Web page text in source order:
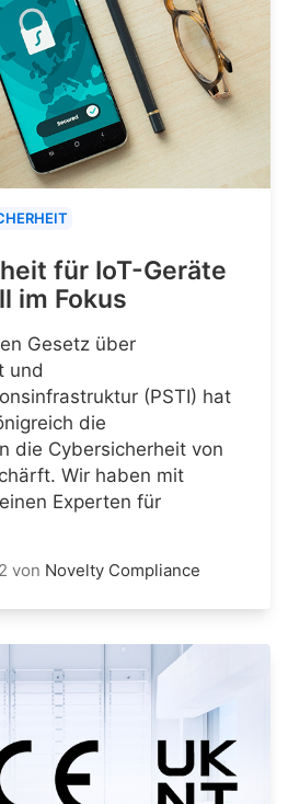
für IoT-Geräte
im Fokus
Gesetz über
und
(PSTI) hat
die
die Cybersicherheit von
Wir haben mit
Experten für
von Novelty Compliance